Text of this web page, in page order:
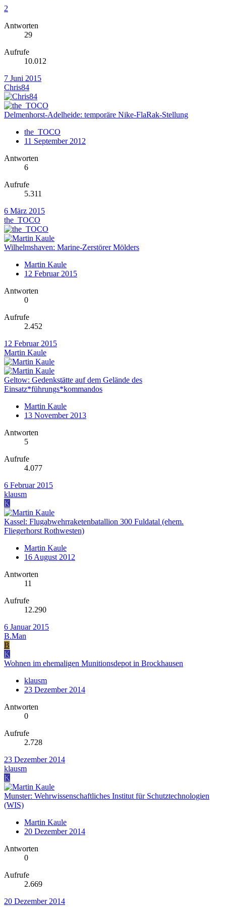
2
Antworten
29
Aufrufe
10.012
7 Juni 2015
Chris84
Delmenhorst-Adelheide: temporäre Nike-FlaRak-Stellung
the_TOCO
11 September 2012
Antworten
6
Aufrufe
5.311
6 März 2015
the_TOCO
Wilhelmshaven: Marine-Zerstörer Mölders
Martin Kaule
12 Februar 2015
Antworten
0
Aufrufe
2.452
12 Februar 2015
Martin Kaule
Geltow: Gedenkstätte auf dem Gelände des
Einsatz*führungs*kommandos
Martin Kaule
13 November 2013
Antworten
5
Aufrufe
4.077
6 Februar 2015
klausm
K
Kassel: Flugabwehrraketenbatallion 300 Fuldatal (ehem.
Fliegerhorst Rothwesten)
Martin Kaule
16 August 2012
Antworten
11
Aufrufe
12.290
6 Januar 2015
B.Man
B
K
Wohnen im ehemaligen Munitionsdepot in Brockhausen
klausm
23 Dezember 2014
Antworten
0
Aufrufe
2.728
23 Dezember 2014
klausm
K
Munster: Wehrwissenschaftliches Institut für Schutztechnologien
(WIS)
Martin Kaule
20 Dezember 2014
Antworten
0
Aufrufe
2.669
20 Dezember 2014